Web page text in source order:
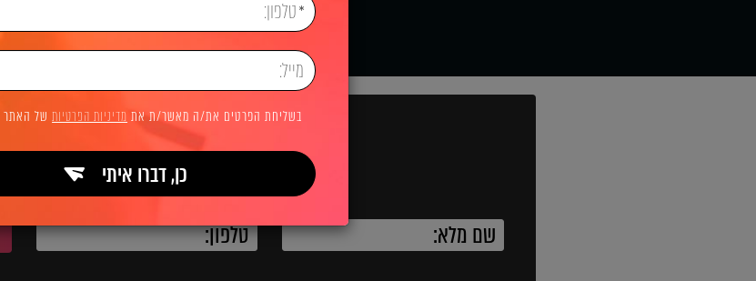
ראשי מיתוג עסקי מיתוג לחברת Precise
לשיחת ייעוץ והצעת מחיר
השאירו פרטים ואנחנו מיד מתקשרים:
בשליחת הפרטים את/ה מאשר/ת את מדיניות הפרטיותשל האתר
כן, דברו איתי